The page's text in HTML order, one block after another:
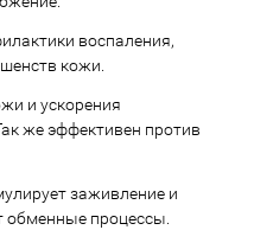
воспаления,
кожи.
и ускорения
же эффективен против
заживление и
обменные процессы.